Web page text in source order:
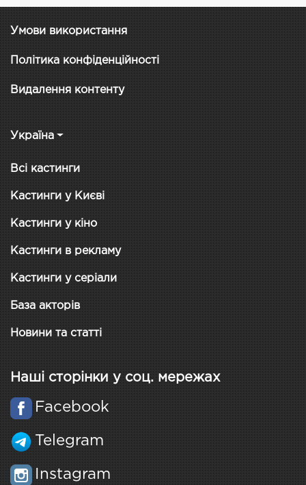
Умови використання
Політика конфіденційності
Видалення контенту
Україна
Всі кастинги
Кастинги у Києві
Кастинги у кіно
Кастинги в рекламу
Кастинги у серіали
База акторів
Новини та статті
Наші сторінки у соц. мережах
Facebook
Telegram
Instagram